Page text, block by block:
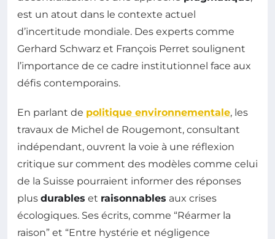
est un atout dans le contexte actuel
d’incertitude mondiale. Des experts comme
Gerhard Schwarz et François Perret soulignent
l’importance de ce cadre institutionnel face aux
défis contemporains.
En parlant de politique environnementale, les
travaux de Michel de Rougemont, consultant
indépendant, ouvrent la voie à une réflexion
critique sur comment des modèles comme celui
de la Suisse pourraient informer des réponses
plus durables et raisonnables aux crises
écologiques. Ses écrits, comme “Réarmer la
raison” et “Entre hystérie et négligence